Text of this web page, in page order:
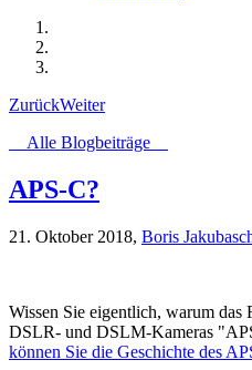
ZurückWeiter
Alle Blogbeiträge
APS-C?
21. Oktober 2018, Boris
Wissen Sie eigentlich, warum das
DSLR- und DSLM-Kameras
können Sie die Geschichte des